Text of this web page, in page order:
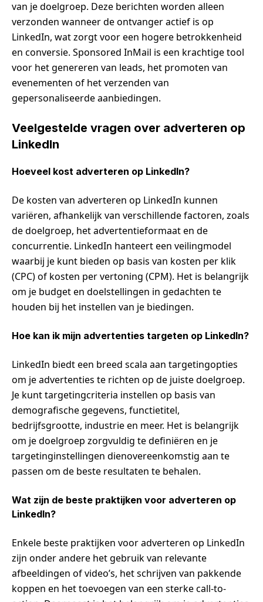
van je doelgroep. Deze berichten worden alleen
verzonden wanneer de ontvanger actief is op
LinkedIn, wat zorgt voor een hogere betrokkenheid
en conversie. Sponsored InMail is een krachtige tool
voor het genereren van leads, het promoten van
evenementen of het verzenden van
gepersonaliseerde aanbiedingen.
Veelgestelde vragen over adverteren op
LinkedIn
Hoeveel kost adverteren op LinkedIn?
De kosten van adverteren op LinkedIn kunnen
variëren, afhankelijk van verschillende factoren, zoals
de doelgroep, het advertentieformaat en de
concurrentie. LinkedIn hanteert een veilingmodel
waarbij je kunt bieden op basis van kosten per klik
(CPC) of kosten per vertoning (CPM). Het is belangrijk
om je budget en doelstellingen in gedachten te
houden bij het instellen van je biedingen.
Hoe kan ik mijn advertenties targeten op LinkedIn?
LinkedIn biedt een breed scala aan targetingopties
om je advertenties te richten op de juiste doelgroep.
Je kunt targetingcriteria instellen op basis van
demografische gegevens, functietitel,
bedrijfsgrootte, industrie en meer. Het is belangrijk
om je doelgroep zorgvuldig te definiëren en je
targetinginstellingen dienovereenkomstig aan te
passen om de beste resultaten te behalen.
Wat zijn de beste praktijken voor adverteren op
LinkedIn?
Enkele beste praktijken voor adverteren op LinkedIn
zijn onder andere het gebruik van relevante
afbeeldingen of video’s, het schrijven van pakkende
koppen en het toevoegen van een sterke call-to-